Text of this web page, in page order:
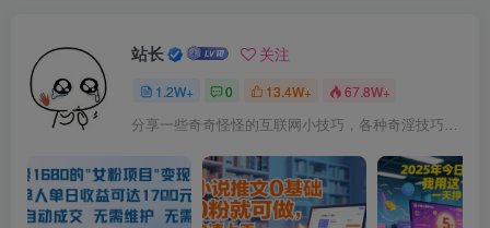
站长 关注
1.2W+ 0 13.4W+ 67.8W+
分享一些奇奇怪怪的互联网小技巧，各种奇淫技巧都在本站。